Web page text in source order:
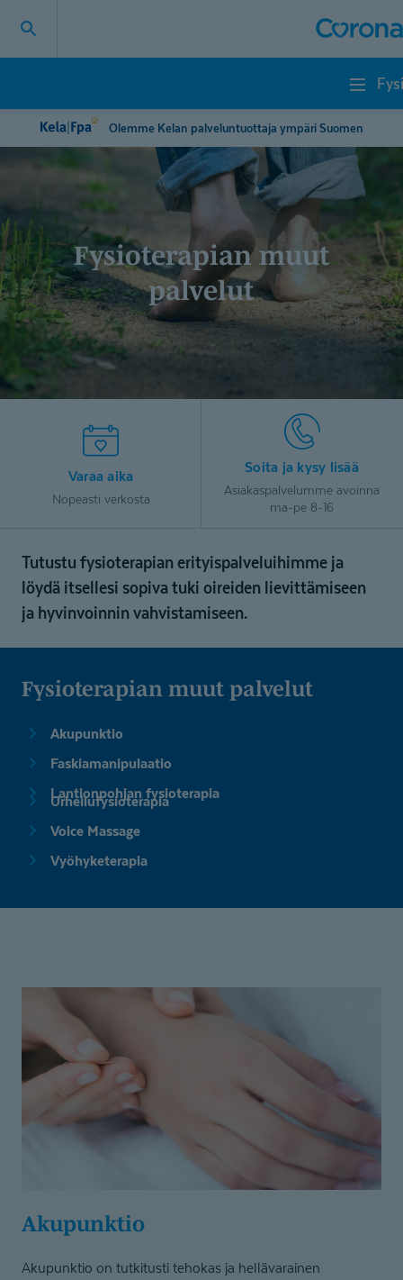
Olemme Kelan palveluntuottaja ympäri Suomen
Fysioterapian muut
palvelut
Varaa aika
Nopeasti verkosta
Soita ja kysy lisää
Asiakaspalvelumme avoinna
ma-pe 8-16
Tutustu fysioterapian erityispalveluihimme ja
löydä itsellesi sopiva tuki oireiden lievittämiseen
ja hyvinvoinnin vahvistamiseen.
Fysioterapian muut palvelut
Akupunktio
Faskiamanipulaatio
Lantionpohjan fysioterapia
Urheilufysioterapia
Voice Massage
Vyöhyketerapia
Akupunktio
Akupunktio on tutkitusti tehokas ja hellävarainen